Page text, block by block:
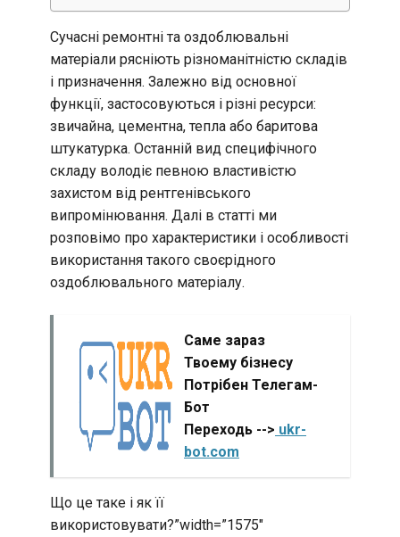
Сучасні ремонтні та оздоблювальні
матеріали рясніють різноманітністю складів
і призначення. Залежно від основної
функції, застосовуються і різні ресурси:
звичайна, цементна, тепла або баритова
штукатурка. Останній вид специфічного
складу володіє певною властивістю
захистом від рентгенівського
випромінювання. Далі в статті ми
розповімо про характеристики і особливості
використання такого своєрідного
оздоблювального матеріалу.
Саме зараз
Твоему бізнесу
Потрібен Телегам-
Бот
Переходь --> ukr-
bot.com
Що це таке і як її
використовувати?”width=”1575″